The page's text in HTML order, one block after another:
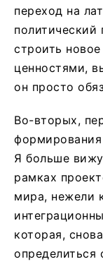
переход на
политический
строить
ценностями,
он просто
Во-вторых,
Я больше
рамках
мира, нежели
которая,
определиться